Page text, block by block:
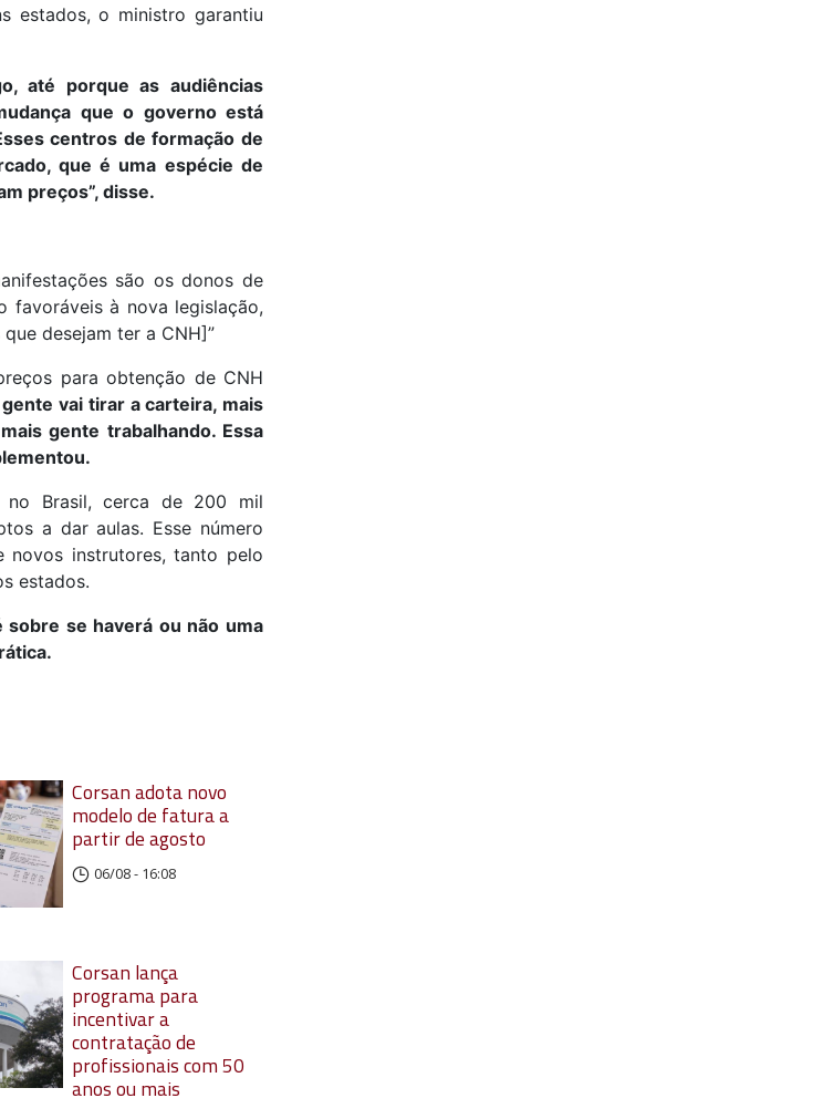
estados, o ministro garantiu
até porque as audiências
que o governo está
centros de formação de
que é uma espécie de
preços”, disse.
são os donos de
favoráveis à nova legislação,
desejam ter a CNH]”
para obtenção de CNH
gente vai tirar a carteira, mais
gente trabalhando. Essa
no Brasil, cerca de 200 mil
a dar aulas. Esse número
novos instrutores, tanto pelo
estados.
sobre se haverá ou não uma
Corsan adota novo
modelo de fatura a
partir de agosto
06/08 - 16:08
Corsan lança
programa para
incentivar a
contratação de
profissionais com 50
anos ou mais